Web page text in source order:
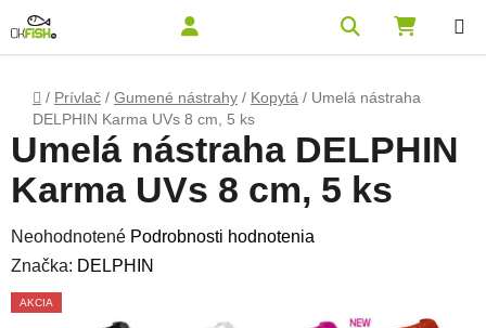
Domov
/ Prívlač / Gumené nástrahy / Kopytá / Umelá nástraha
DELPHIN Karma UVs 8 cm, 5 ks
Umelá nástraha DELPHIN
Karma UVs 8 cm, 5 ks
Priemerné hodnotenie produktu je 0,0 z 5 hviezdičiek.
Neohodnotené Podrobnosti hodnotenia
Značka: DELPHIN
AKCIA